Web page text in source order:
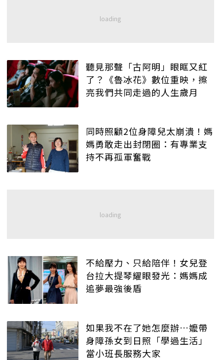
聽見那聲「古阿明」眼眶又紅
了？《魯冰花》數位重映，擦
亮我們共同走過的人生歲月
同時照顧2位身障兒太崩潰！媽
媽勇敢走出封閉圈：有專業支
持不再孤軍奮戰
不給壓力、只給陪伴！女兒登
台拉大提琴耀眼發光：媽媽成
追夢最強後盾
如果我不在了她怎麼辦…嬤帶
身障孫女到日照「學過生活」
當小班長服務大家